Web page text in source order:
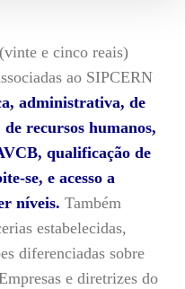
e cinco reais)
ao SIPCERN
administrativa, de
recursos humanos,
qualificação de
se, e acesso a
níveis. Também
estabelecidas,
diferenciadas sobre
e diretrizes do